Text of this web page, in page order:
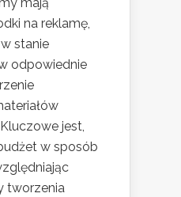
na reklamę,
stanie
odpowiednie
jest,
w sposób
tworzenia